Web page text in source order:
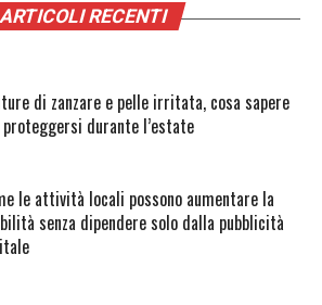
ARTICOLI RECENTI
di zanzare e pelle irritata, cosa sapere
durante l’estate
le attività locali possono aumentare la
senza dipendere solo dalla pubblicità